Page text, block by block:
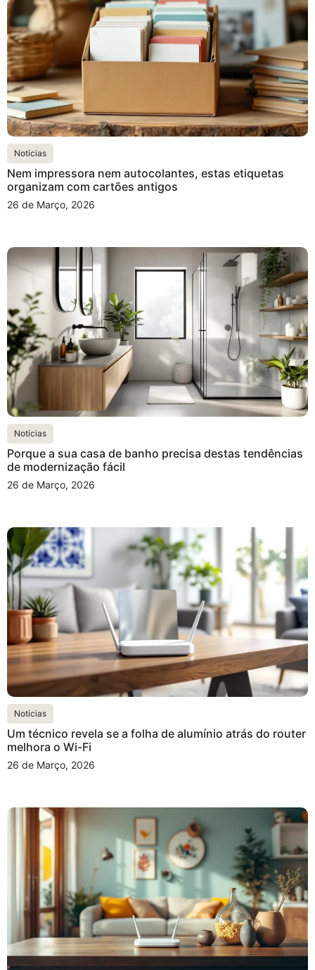
Notícias
Nem impressora nem autocolantes, estas etiquetas
organizam com cartões antigos
26 de Março, 2026
Notícias
Porque a sua casa de banho precisa destas tendências
de modernização fácil
26 de Março, 2026
Notícias
Um técnico revela se a folha de alumínio atrás do router
melhora o Wi-Fi
26 de Março, 2026